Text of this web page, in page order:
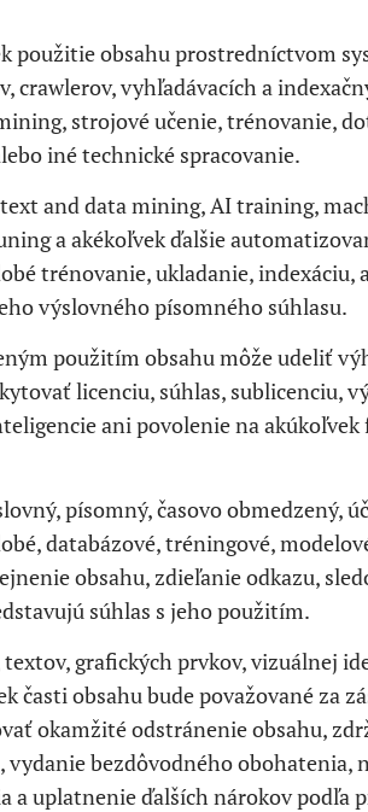
použitie obsahu prostredníctvom
crawlerov, vyhľadávacích a
strojové učenie, trénovanie,
iné technické spracovanie.
and data mining, AI training,
a akékoľvek ďalšie
trénovanie, ukladanie, indexáciu,
výslovného písomného súhlasu.
použitím obsahu môže udeliť
licenciu, súhlas, sublicenciu,
ani povolenie na
písomný, časovo obmedzený,
databázové, tréningové,
obsahu, zdieľanie odkazu,
súhlas s jeho použitím.
grafických prvkov, vizuálnej
časti obsahu bude považované za
okamžité odstránenie obsahu,
bezdôvodného obohatenia,
a uplatnenie ďalších nárokov podľa